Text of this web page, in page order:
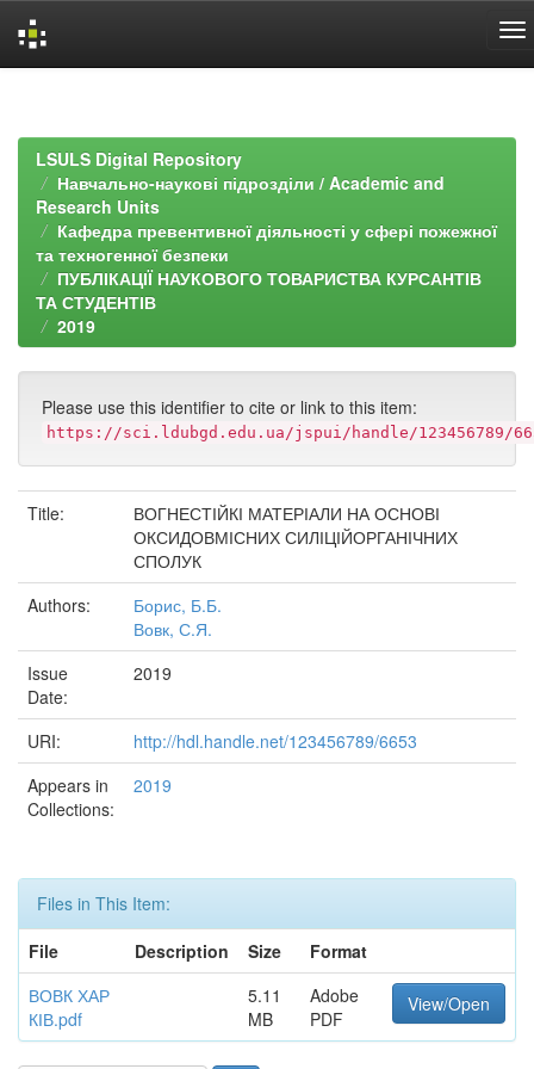
LSULS Digital Repository
Навчально-наукові підрозділи / Academic and
Research Units
Кафедра превентивної діяльності у сфері пожежної
та техногенної безпеки
ПУБЛІКАЦІЇ НАУКОВОГО ТОВАРИСТВА КУРСАНТІВ
ТА СТУДЕНТІВ
2019
Please use this identifier to cite or link to this item:
https://sci.ldubgd.edu.ua/jspui/handle/123456789/
Title:
ВОГНЕСТІЙКІ МАТЕРІАЛИ НА ОСНОВІ
ОКСИДОВМІСНИХ СИЛІЦІЙОРГАНІЧНИХ
СПОЛУК
Authors:
Борис, Б.Б.
Вовк, С.Я.
Issue
Date:
2019
URI:
http://hdl.handle.net/123456789/6653
Appears in
Collections:
2019
Files in This Item:
File
Description Size
Format
ВОВК ХАР
КІВ.pdf
5.11
MB
Adobe
PDF
View/Open